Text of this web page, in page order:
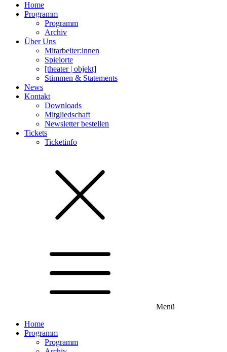
Home
Programm
Programm
Archiv
Über Uns
Mitarbeiter:innen
Spielorte
[theater | objekt]
Stimmen & Statements
News
Kontakt
Downloads
Mitgliedschaft
Newsletter bestellen
Tickets
Ticketinfo
Menü
Home
Programm
Programm